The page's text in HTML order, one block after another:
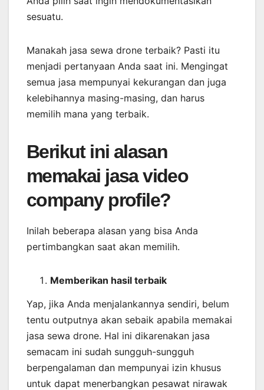
sesuatu.
Manakah jasa sewa drone terbaik? Pasti itu
menjadi pertanyaan Anda saat ini. Mengingat
semua jasa mempunyai kekurangan dan juga
kelebihannya masing-masing, dan harus
memilih mana yang terbaik.
Berikut ini alasan
memakai jasa video
company profile?
Inilah beberapa alasan yang bisa Anda
pertimbangkan saat akan memilih.
Memberikan hasil terbaik
Yap, jika Anda menjalankannya sendiri, belum
tentu outputnya akan sebaik apabila memakai
jasa sewa drone. Hal ini dikarenakan jasa
semacam ini sudah sungguh-sungguh
berpengalaman dan mempunyai izin khusus
untuk dapat menerbangkan pesawat nirawak